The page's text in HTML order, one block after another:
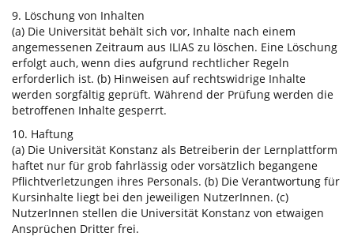
9. Löschung von Inhalten
(a) Die Universität behält sich vor, Inhalte nach einem
angemessenen Zeitraum aus ILIAS zu löschen. Eine Löschung
erfolgt auch, wenn dies aufgrund rechtlicher Regeln
erforderlich ist. (b) Hinweisen auf rechtswidrige Inhalte
werden sorgfältig geprüft. Während der Prüfung werden die
betroffenen Inhalte gesperrt.
10. Haftung
(a) Die Universität Konstanz als Betreiberin der Lernplattform
haftet nur für grob fahrlässig oder vorsätzlich begangene
Pflichtverletzungen ihres Personals. (b) Die Verantwortung für
Kursinhalte liegt bei den jeweiligen NutzerInnen. (c)
NutzerInnen stellen die Universität Konstanz von etwaigen
Ansprüchen Dritter frei.